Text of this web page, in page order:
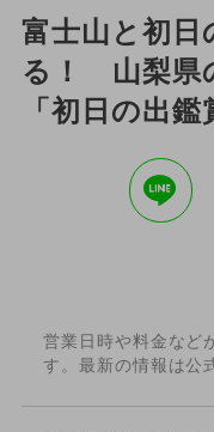
富士山と初日
る！ 山梨県
「初日の出鑑
営業日時や料金など
す。最新の情報は公